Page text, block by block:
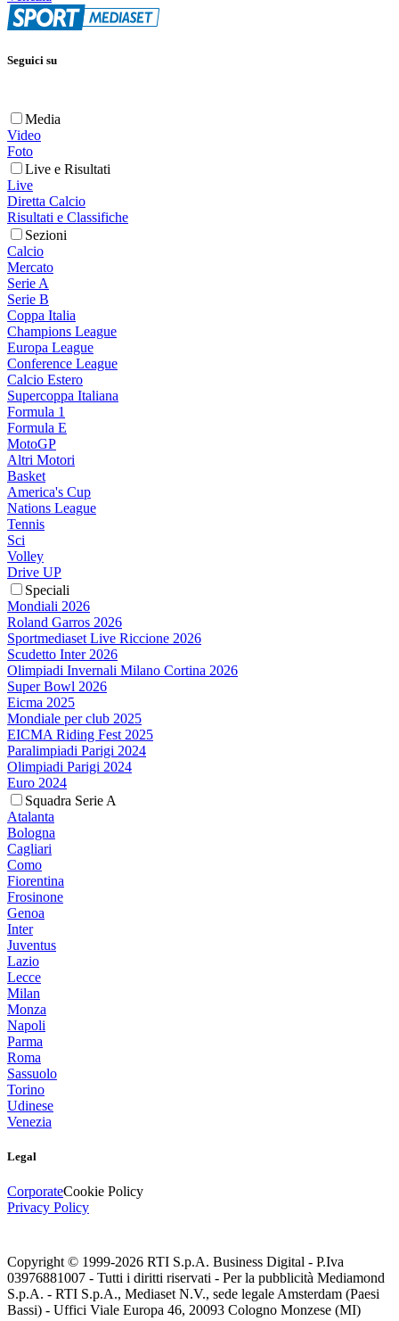
Seguici su
Media
Video
Foto
Live e Risultati
Live
Diretta Calcio
Risultati e Classifiche
Sezioni
Calcio
Mercato
Serie A
Serie B
Coppa Italia
Champions League
Europa League
Conference League
Calcio Estero
Supercoppa Italiana
Formula 1
Formula E
MotoGP
Altri Motori
Basket
America's Cup
Nations League
Tennis
Sci
Volley
Drive UP
Speciali
Mondiali 2026
Roland Garros 2026
Sportmediaset Live Riccione 2026
Scudetto Inter 2026
Olimpiadi Invernali Milano Cortina 2026
Super Bowl 2026
Eicma 2025
Mondiale per club 2025
EICMA Riding Fest 2025
Paralimpiadi Parigi 2024
Olimpiadi Parigi 2024
Euro 2024
Squadra Serie A
Atalanta
Bologna
Cagliari
Como
Fiorentina
Frosinone
Genoa
Inter
Juventus
Lazio
Lecce
Milan
Monza
Napoli
Parma
Roma
Sassuolo
Torino
Udinese
Venezia
Legal
CorporateCookie Policy
Privacy Policy
Copyright © 1999-2026 RTI S.p.A. Business Digital - P.Iva
03976881007 - Tutti i diritti riservati - Per la pubblicità Mediamond
S.p.A. - RTI S.p.A., Mediaset N.V., sede legale Amsterdam (Paesi
Bassi) - Uffici Viale Europa 46, 20093 Cologno Monzese (MI)